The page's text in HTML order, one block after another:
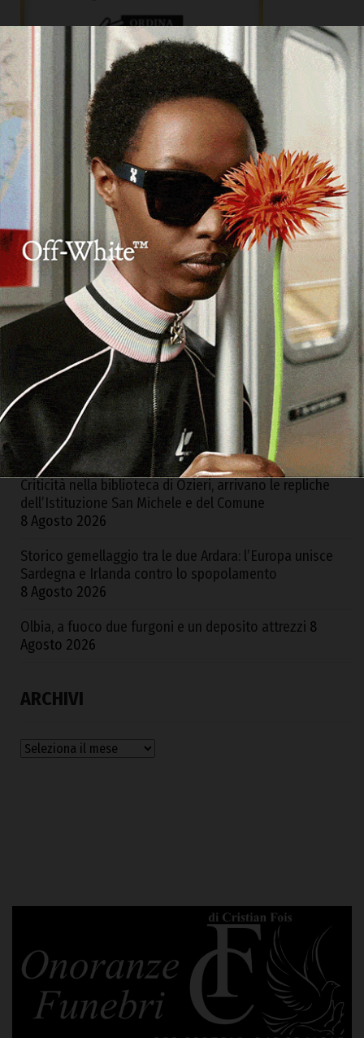
ARTICOLI RECENTI
Orgosolo. Scoperta coltivazione illegale di canapa con
1500 piante, arrestato un 57enne
8 Agosto 2026
Nuoro. Ruba in casa del rivale in amore dopo una lite,
arrestato un 35enne
8 Agosto 2026
Criticità nella biblioteca di Ozieri, arrivano le repliche
dell’Istituzione San Michele e del Comune
8 Agosto 2026
Storico gemellaggio tra le due Ardara: l’Europa unisce
Sardegna e Irlanda contro lo spopolamento
8 Agosto 2026
Olbia, a fuoco due furgoni e un deposito attrezzi 8
Agosto 2026
ARCHIVI
Archivi